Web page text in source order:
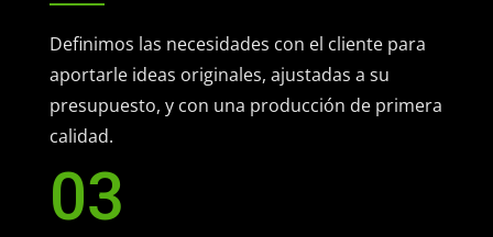
Definimos las necesidades con el cliente para
aportarle ideas originales, ajustadas a su
presupuesto, y con una producción de primera
calidad.
03